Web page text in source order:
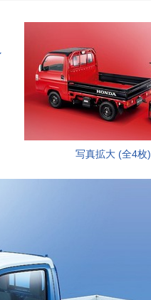
写真拡大 (全4枚)